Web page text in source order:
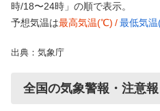
時/18〜24時」の順で表示。
予想気温は最高気温(℃) / 最低気
出典：気象庁
全国の気象警報・注意報